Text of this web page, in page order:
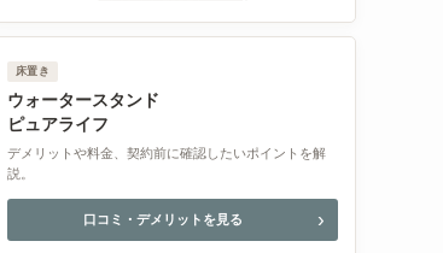
床置き
ウォータースタンド
ピュアライフ
デメリットや料金、契約前に確認したいポイントを解
説。
口コミ・デメリットを見る